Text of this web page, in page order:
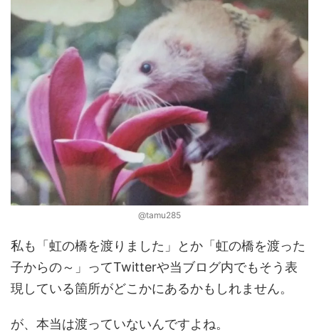
@tamu285
私も「虹の橋を渡りました」とか「虹の橋を渡った
子からの～」ってTwitterや当ブログ内でもそう表
現している箇所がどこかにあるかもしれません。
が、本当は渡っていないんですよね。